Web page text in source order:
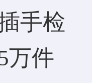
手检
万件